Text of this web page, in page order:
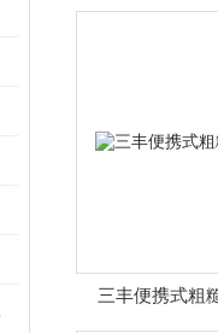
三丰便携式粗